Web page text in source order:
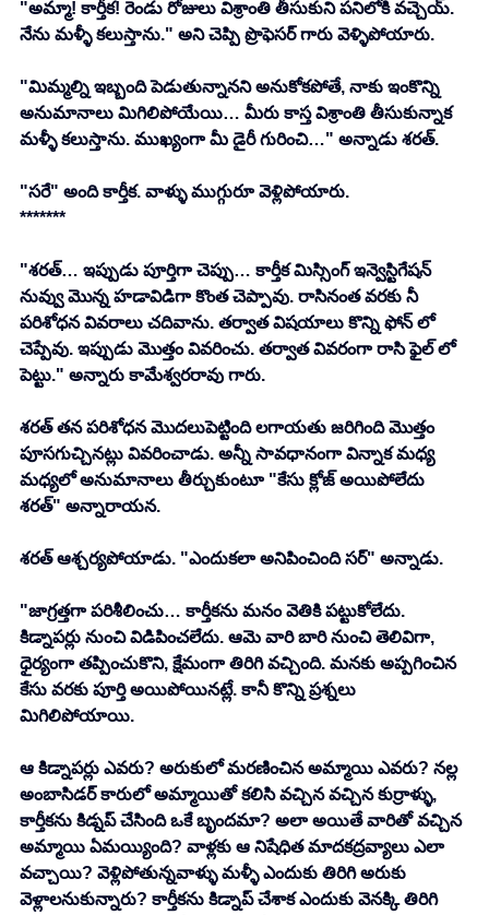
"అమ్మా! కార్తీక! రెండు రోజులు విశ్రాంతి తీసుకుని పనిలోకి వచ్చెయ్.
నేను మళ్ళీ కలుస్తాను." అని చెప్పి ప్రొఫెసర్ గారు వెళ్ళిపోయారు.
"మిమ్మల్ని ఇబ్బంది పెడుతున్నానని అనుకోకపోతే, నాకు ఇంకొన్ని
అనుమానాలు మిగిలిపోయేయి… మీరు కాస్త విశ్రాంతి తీసుకున్నాక
మళ్ళీ కలుస్తాను. ముఖ్యంగా మీ డైరీ గురించి…" అన్నాడు శరత్.
"సరే" అంది కార్తీక. వాళ్ళు ముగ్గురూ వెళ్లిపోయారు.
*******
"శరత్… ఇప్పుడు పూర్తిగా చెప్పు… కార్తీక మిస్సింగ్ ఇన్వెస్టిగేషన్
నువ్వు మొన్న హడావిడిగా కొంత చెప్పావు. రాసినంత వరకు నీ
పరిశోధన వివరాలు చదివాను. తర్వాత విషయాలు కొన్ని ఫోన్ లో
చెప్పేవు. ఇప్పుడు మొత్తం వివరించు. తర్వాత వివరంగా రాసి ఫైల్ లో
పెట్టు." అన్నారు కామేశ్వరరావు గారు.
శరత్ తన పరిశోధన మొదలుపెట్టింది లగాయతు జరిగింది మొత్తం
పూసగుచ్చినట్లు వివరించాడు. అన్నీ సావధానంగా విన్నాక మధ్య
మధ్యలో అనుమానాలు తీర్చుకుంటూ "కేసు క్లోజ్ అయిపోలేదు
శరత్" అన్నారాయన.
శరత్ ఆశ్చర్యపోయాడు. "ఎందుకలా అనిపించింది సర్" అన్నాడు.
"జాగ్రత్తగా పరిశీలించు… కార్తీకను మనం వెతికి పట్టుకోలేదు.
కిడ్నాపర్లు నుంచి విడిపించలేదు. ఆమె వారి బారి నుంచి తెలివిగా,
ధైర్యంగా తప్పించుకొని, క్షేమంగా తిరిగి వచ్చింది. మనకు అప్పగించిన
కేసు వరకు పూర్తి అయిపోయినట్లే. కానీ కొన్ని ప్రశ్నలు
మిగిలిపోయాయి.
ఆ కిడ్నాపర్లు ఎవరు? అరుకులో మరణించిన అమ్మాయి ఎవరు? నల్ల
అంబాసిడర్ కారులో అమ్మాయితో కలిసి వచ్చిన వచ్చిన కుర్రాళ్ళు,
కార్తీకను కిడ్నప్ చేసింది ఒకే బృందమా? అలా అయితే వారితో వచ్చిన
అమ్మాయి ఏమయ్యింది? వాళ్లకు ఆ నిషేధిత మాదకద్రవ్యాలు ఎలా
వచ్చాయి? వెళ్లిపోతున్నవాళ్ళు మళ్ళీ ఎందుకు తిరిగి అరుకు
వెళ్లాలనుకున్నారు? కార్తీకను కిడ్నాప్ చేశాక ఎందుకు వెనక్కి తిరిగి